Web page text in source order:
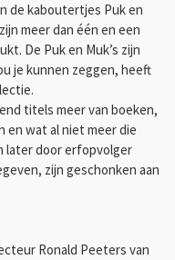
de kaboutertjes Puk en
meer dan één en een
De Puk en Muk’s zijn
je kunnen zeggen, heeft
titels meer van boeken,
en wat al niet meer die
later door erfopvolger
zijn geschonken aan
Ronald Peeters van